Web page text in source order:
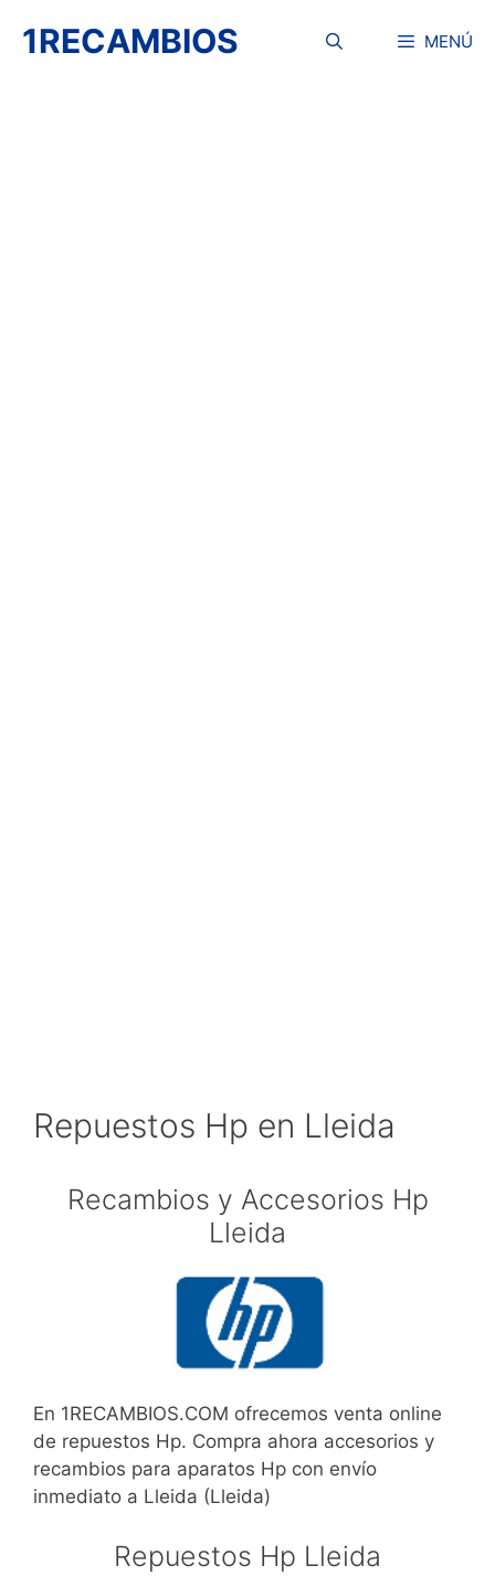
1RECAMBIOS MENÚ
Repuestos Hp en Lleida
Recambios y Accesorios Hp
Lleida
En 1RECAMBIOS.COM ofrecemos venta online
de repuestos Hp. Compra ahora accesorios y
recambios para aparatos Hp con envío
inmediato a Lleida (Lleida)
Repuestos Hp Lleida